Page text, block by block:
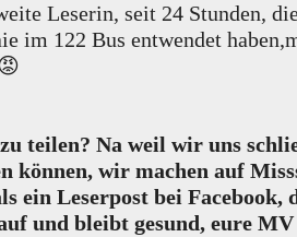
Leserin, seit 24 Stunden,
im 122 Bus entwendet
teilen? Na weil wir uns
können, wir machen auf
ein Leserpost bei Facebook,
und bleibt gesund, eure